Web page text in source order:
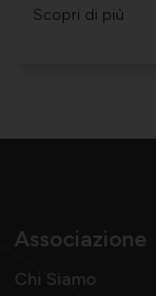
Scopri di più
Associazione
Chi Siamo